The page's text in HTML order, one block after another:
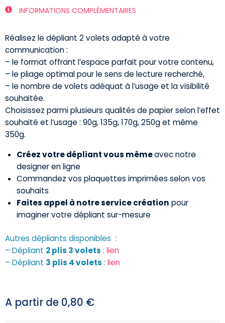
INFORMATIONS COMPLÉMENTAIRES
Réalisez le dépliant 2 volets adapté à votre
communication :
– le format offrant l’espace parfait pour votre contenu,
– le pliage optimal pour le sens de lecture recherché,
– le nombre de volets adéquat à l’usage et la visibilité
souhaitée.
Choisissez parmi plusieurs qualités de papier selon l’effet
souhaité et l’usage : 90g, 135g, 170g, 250g et même
350g.
Créez votre dépliant vous mêmeavec notre
designer en ligne
Commandez vos plaquettes imprimées selon vos
souhaits
Faites appel à notre service création pour
imaginer votre dépliant sur-mesure
Autres dépliants disponibles :
– Dépliant 2 plis 3 volets : lien
– Dépliant 3 plis 4 volets : lien
A partir de 0,80 €